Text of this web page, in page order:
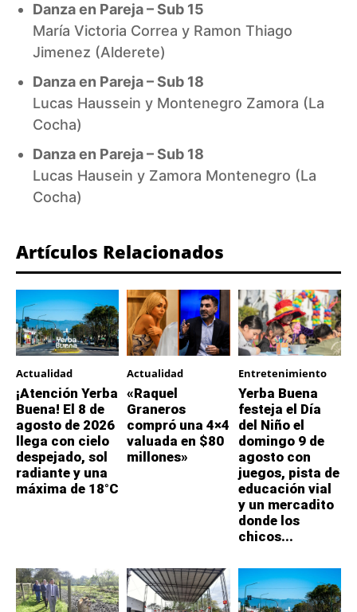
Danza en Pareja – Sub 15
María Victoria Correa y Ramon Thiago
Jimenez (Alderete)
Danza en Pareja – Sub 18
Lucas Haussein y Montenegro Zamora (La
Cocha)
Danza en Pareja – Sub 18
Lucas Hausein y Zamora Montenegro (La
Cocha)
Artículos Relacionados
Actualidad
¡Atención Yerba
Buena! El 8 de
agosto de 2026
llega con cielo
despejado, sol
radiante y una
máxima de 18°C
Actualidad
«Raquel
Graneros
compró una 4×4
valuada en $80
millones»
Entretenimiento
Yerba Buena
festeja el Día
del Niño el
domingo 9 de
agosto con
juegos, pista de
educación vial
y un mercadito
donde los
chicos...